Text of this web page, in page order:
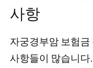
사항
자궁경부암 보험
사항들이 많습니